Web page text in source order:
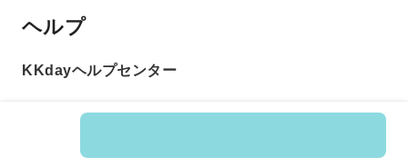
ヘルプ
KKdayヘルプセンター
商品番号: 157335